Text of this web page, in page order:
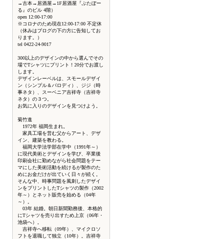
→古本→居酒屋→1F居酒屋『ぶたぼー
る』のビル 4階）
open 12:00-17:00
※コロナのため現在12:00-17:00 不定休
（休みはブログの下の方に告知してお
ります。）
tel 0422-24-9017
300以上のデザインの中から選んでその
場でTシャツにプリント！20分でお渡し
します。
デザインレーベルは、スモールデザイ
ン（シンプル＆パロディ）、ジジ（時
事ネタ）、スーベニア吉祥寺（吉祥寺
ネタ）の３つ。
お気に入りのデザインを見つけよう。
菊竹進
1972年 福岡生まれ。
家具工場を営む父からアート、デザ
イン、建築を教わる。
福岡大学法学部在学中（1991年～）
に現代美術とデザインを学び、卒業後
印刷会社に勤めながら社会問題をテー
マにした美術活動を続けるが製作のた
めにお金だけが出ていく日々が続く。
そんな中、時事問題を風刺したデザイ
ンをプリントしたTシャツの製作（2002
年～）とネット販売を始める（04年
～）。
03年 結婚。朝日新聞勤務後、本格的
にTシャツを売り出すため上京（06年・
池袋へ）。
吉祥寺へ移転（09年）、マイクロソ
フトを退職して独立（10年）。吉祥寺